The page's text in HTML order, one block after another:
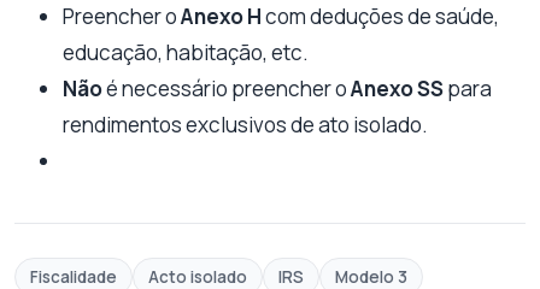
Preencher oAnexo Hcom deduções de saúde,
educação, habitação, etc.
Nãoé necessário preencher oAnexo SSpara
rendimentos exclusivos de ato isolado.
Fiscalidade Acto isolado IRS Modelo 3